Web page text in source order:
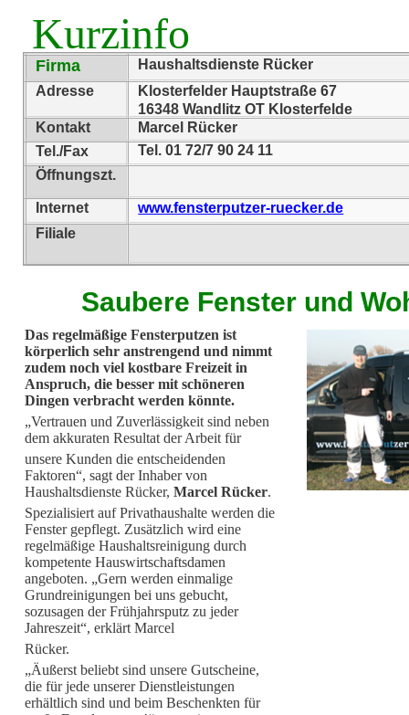
Das regelmäßige Fensterputzen ist
körperlich sehr anstrengend und nimmt
zudem noch viel kostbare Freizeit in
Anspruch, die besser mit schöneren
Dingen verbracht werden könnte.
„Vertrauen und Zuverlässigkeit sind neben
dem akkuraten Resultat der Arbeit für
unsere Kunden die entscheidenden
Faktoren“, sagt der Inhaber von
Haushaltsdienste Rücker, Marcel Rücker.
Spezialisiert auf Privathaushalte werden die
Fenster gepflegt. Zusätzlich wird eine
regelmäßige Haushaltsreinigung durch
kompetente Hauswirtschaftsdamen
angeboten. „Gern werden einmalige
Grundreinigungen bei uns gebucht,
sozusagen der Frühjahrsputz zu jeder
Jahreszeit“, erklärt Marcel
Rücker.
„Äußerst beliebt sind unsere Gutscheine,
die für jede unserer Dienstleistungen
erhältlich sind und beim Beschenkten für
Saubere Fenster und
Kurzinfo
Firma
Haushaltsdienste Rücker
Adresse
Klosterfelder Hauptstraße 67
16348 Wandlitz OT Klosterfelde
Kontakt
Marcel Rücker
Tel./Fax
Tel. 01 72/7 90 24 11
Öffnungszt.
Internet
www.fensterputzer-ruecker.de
Filiale